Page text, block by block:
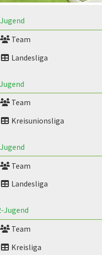
Team
Landesliga
Team
Kreisunionsliga
Team
Landesliga
Jugend
Team
Kreisliga